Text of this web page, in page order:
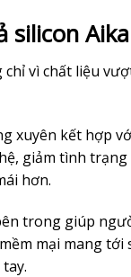
Aika
vì chất liệu
xuyên kết hợp
giảm tình
hơn.
trong giúp
mại mang